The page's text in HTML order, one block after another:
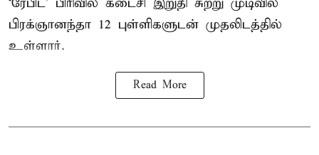
‘ரேபிட்’ பிரிவில் கடைசி இறுதி சுற்று முடிவில்
பிரக்ஞானந்தா 12 புள்ளிகளுடன் முதலிடத்தில்
உள்ளார்.
Read More